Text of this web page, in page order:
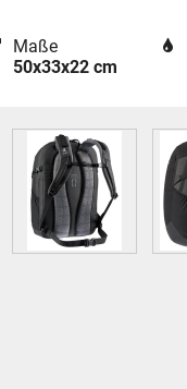
Maße
50x33x22 cm